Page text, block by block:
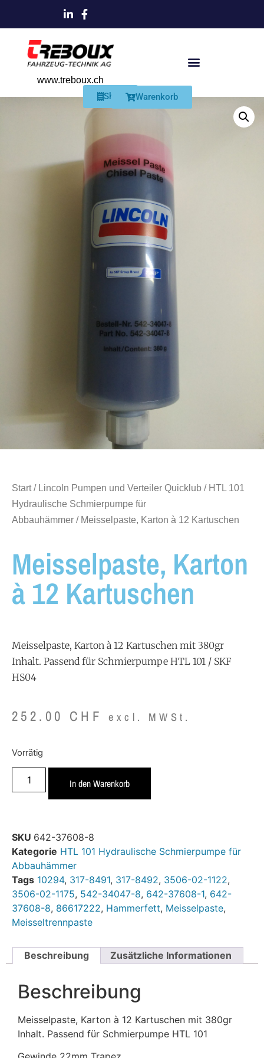
www.treboux.ch
Shop Warenkorb
Start/ Lincoln Pumpen und Verteiler Quicklub / HTL 101
Hydraulische Schmierpumpe für
Abbauhämmer / Meisselpaste, Karton à 12 Kartuschen
Meisselpaste, Karton
à 12 Kartuschen
Meisselpaste, Karton à 12 Kartuschen mit 380gr
Inhalt. Passend für Schmierpumpe HTL 101 / SKF
HS04
252.00 CHF excl. MWSt.
Vorrätig
In den Warenkorb
SKU 642-37608-8
Kategorie HTL 101 Hydraulische Schmierpumpe für
Abbauhämmer
Tags 10294, 317-8491, 317-8492, 3506-02-1122,
3506-02-1175, 542-34047-8, 642-37608-1, 642-
37608-8, 86617222, Hammerfett, Meisselpaste,
Meisseltrennpaste
Beschreibung Zusätzliche Informationen
Beschreibung
Meisselpaste, Karton à 12 Kartuschen mit 380gr
Inhalt. Passend für Schmierpumpe HTL 101